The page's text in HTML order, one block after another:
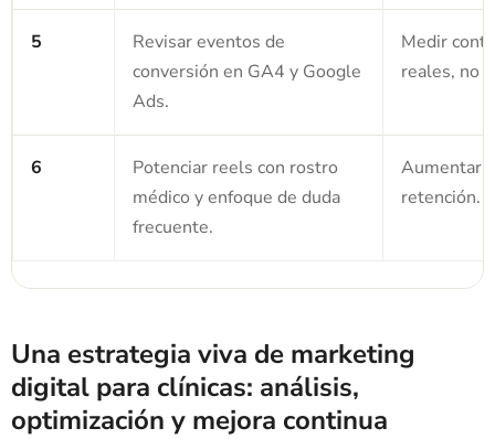
5
Revisar eventos de
conversión en GA4 y Google
Ads.
Medir
reales, no
6
Potenciar reels con rostro
médico y enfoque de duda
frecuente.
Aumentar
retención.
Una estrategia viva de marketing
digital para clínicas: análisis,
optimización y mejora continua